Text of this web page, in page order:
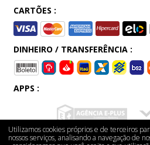
CARTÕES :
DINHEIRO / TRANSFERÊNCIA :
APPS :
Utilizamos cookies próprios e de terceiros
nossos serviços, analisando a navegação de